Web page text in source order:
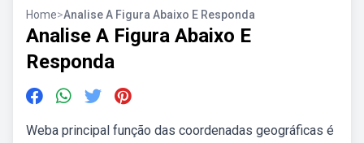
Home>Analise A Figura Abaixo E Responda
Analise A Figura Abaixo E
Responda
Weba principal função das coordenadas geográficas é